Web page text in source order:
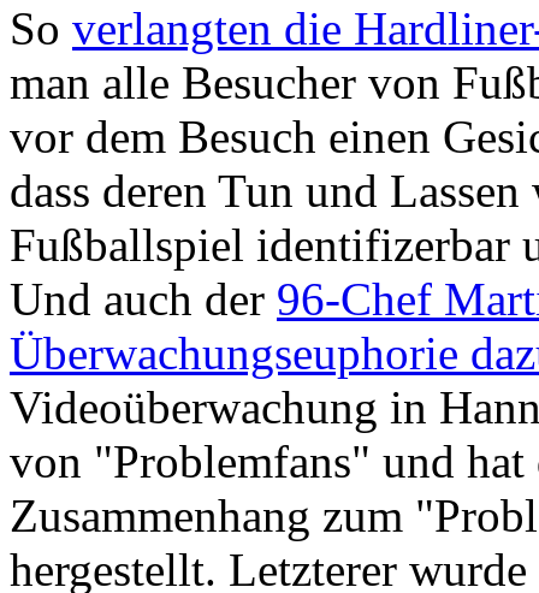
So verlangten die
man alle Besucher von
vor dem Besuch einen
dass deren Tun und
Fußballspiel identifizerbar
Und auch der 96-Chef
Überwachungseuphorie
Videoüberwachung in
von "Problemfans" und
Zusammenhang zum
hergestellt. Letzterer wurde